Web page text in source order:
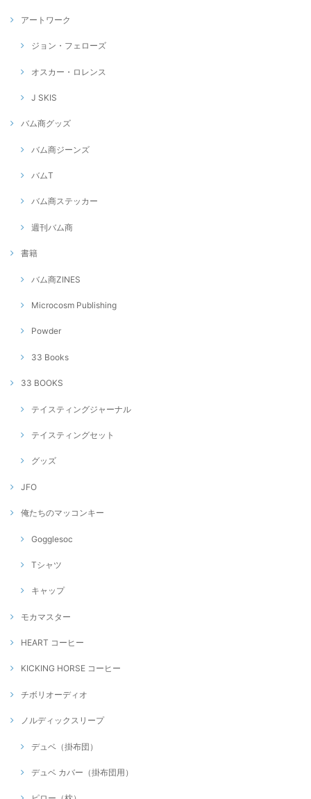
アートワーク
ジョン・フェローズ
オスカー・ロレンス
J SKIS
バム商グッズ
バム商ジーンズ
バムT
バム商ステッカー
週刊バム商
書籍
バム商ZINES
Microcosm Publishing
Powder
33 Books
33 BOOKS
テイスティングジャーナル
テイスティングセット
グッズ
JFO
俺たちのマッコンキー
Gogglesoc
Tシャツ
キャップ
モカマスター
HEART コーヒー
KICKING HORSE コーヒー
チボリオーディオ
ノルディックスリープ
デュベ（掛布団）
デュベ カバー（掛布団用）